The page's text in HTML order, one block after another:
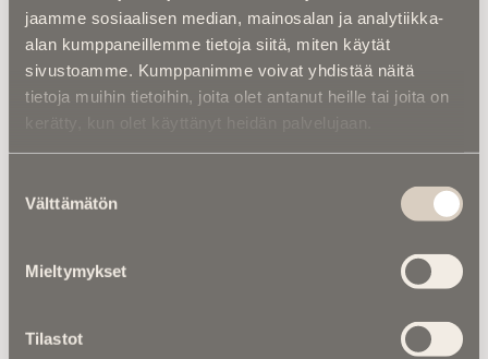
jaamme sosiaalisen median, mainosalan ja analytiikka-
alan kumppaneillemme tietoja siitä, miten käytät
sivustoamme. Kumppanimme voivat yhdistää näitä
tietoja muihin tietoihin, joita olet antanut heille tai joita on
valinta
Välttämätön
Mieltymykset
Tilastot
Asiantuntijoilta | Kuka kustantaa
kalmasiivouksen? – Moni maksaa turhaan
vainajan vuokra-asunnon siivouksesta ­